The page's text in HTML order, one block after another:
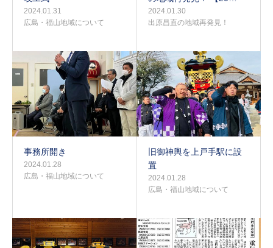
2024.01.31
広島・福山地域について
2024.01.30
出原昌直の地域再発見！
事務所開き
2024.01.28
広島・福山地域について
旧御神輿を上戸手駅に設
置
2024.01.28
広島・福山地域について